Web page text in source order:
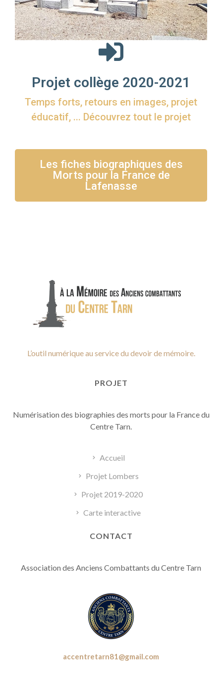
Projet collège 2020-2021
Temps forts, retours en images, projet
éducatif, ... Découvrez tout le projet
Les fiches biographiques des
Morts pour la France de
Lafenasse
L’outil numérique au service du devoir de mémoire.
PROJET
Numérisation des biographies des morts pour la France du
Centre Tarn.
Accueil
Projet Lombers
Projet 2019-2020
Carte interactive
CONTACT
Association des Anciens Combattants du Centre Tarn
accentretarn81@gmail.com